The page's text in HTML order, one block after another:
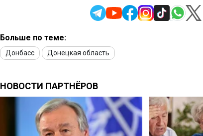
Больше по теме:
Донбасс Донецкая область